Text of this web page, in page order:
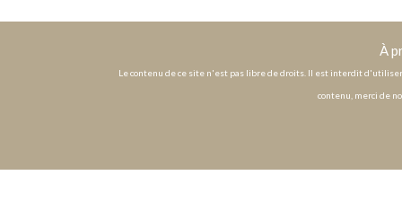
À
Le contenu de ce site n'est pas libre de droits. Il est interdit
contenu, merci de